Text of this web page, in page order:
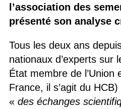
l’association des
présenté son analyse
Tous les deux ans
nationaux d’experts sur
État membre de l’Union
France, il s’agit du
« des échanges